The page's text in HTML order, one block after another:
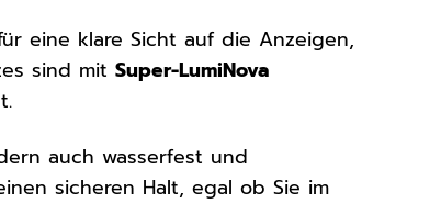
eine klare Sicht auf die Anzeigen,
sind mitSuper-LumiNova
auch wasserfest und
sicheren Halt, egal ob Sie im